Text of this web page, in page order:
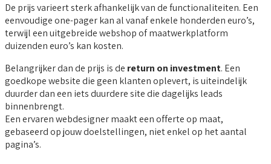
De prijs varieert sterk afhankelijk van de functionaliteiten. Een
eenvoudige one-pager kan al vanaf enkele honderden euro’s,
terwijl een uitgebreide webshop of maatwerkplatform
duizenden euro’s kan kosten.
Belangrijker dan de prijs is de return on investment. Een
goedkope website die geen klanten oplevert, is uiteindelijk
duurder dan een iets duurdere site die dagelijks leads
binnenbrengt.
Een ervaren webdesigner maakt een offerte op maat,
gebaseerd op jouw doelstellingen, niet enkel op het aantal
pagina’s.